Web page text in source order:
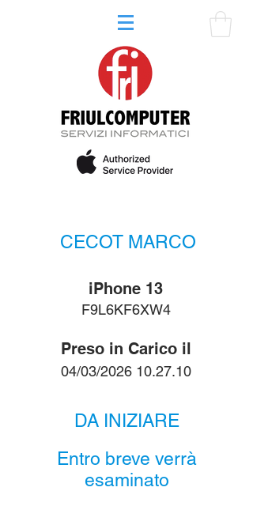
CECOT MARCO
F9L6KF6XW4
iPhone 13
Preso in Carico il
04/03/2026 10.27.10
DA INIZIARE
Entro breve verrà
esaminato